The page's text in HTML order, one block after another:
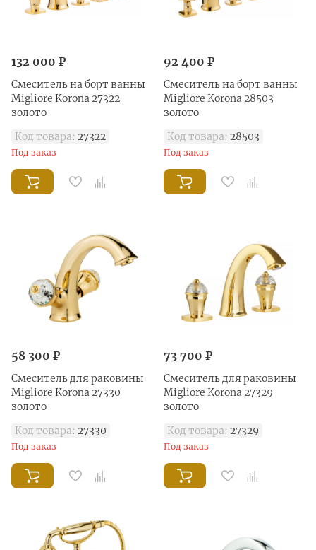
132 000 ₽
Смеситель на борт ванны
Migliore Korona 27322
золото
Код товара: 27322
Под заказ
92 400 ₽
Смеситель на борт ванны
Migliore Korona 28503
золото
Код товара: 28503
Под заказ
58 300 ₽
Смеситель для раковины
Migliore Korona 27330
золото
Код товара: 27330
Под заказ
73 700 ₽
Смеситель для раковины
Migliore Korona 27329
золото
Код товара: 27329
Под заказ